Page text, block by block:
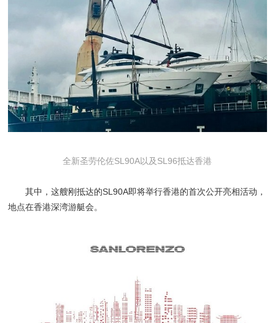
全新圣劳伦佐SL90A以及SL96抵达香港
其中，这艘刚抵达的SL90A即将举行香港的首次公开亮相活动，
地点在香港深湾游艇会。